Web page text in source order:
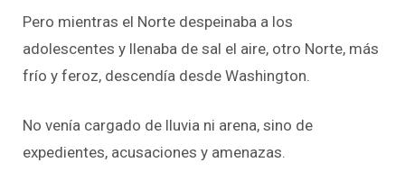
Pero mientras el Norte despeinaba a los
adolescentes y llenaba de sal el aire, otro Norte, más
frío y feroz, descendía desde Washington.
No venía cargado de lluvia ni arena, sino de
expedientes, acusaciones y amenazas.